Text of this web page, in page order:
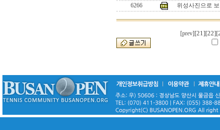
6266
위성사진으로
[prev] [21][22]